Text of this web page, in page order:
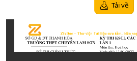
d
a
t
Tải về